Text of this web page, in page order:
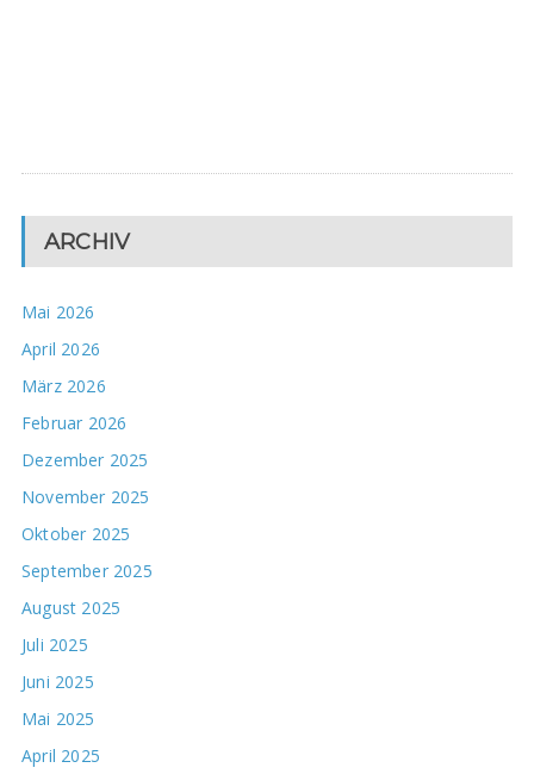
ARCHIV
Mai 2026
April 2026
März 2026
Februar 2026
Dezember 2025
November 2025
Oktober 2025
September 2025
August 2025
Juli 2025
Juni 2025
Mai 2025
April 2025